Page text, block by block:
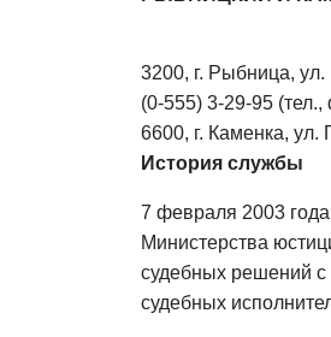
3200, г. Рыбница,
(0-555) 3-29-95 (тел.,
6600, г. Каменка, ул.
История службы
7 февраля 2003
Министерства
судебных решений с
судебных